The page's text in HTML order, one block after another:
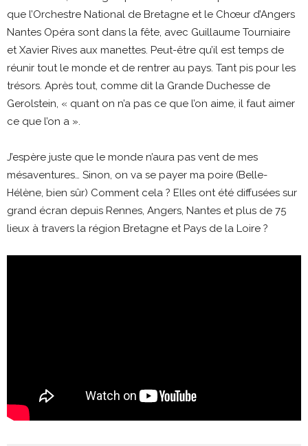
que l’Orchestre National de Bretagne et le Chœur d’Angers
Nantes Opéra sont dans la fête, avec Guillaume Tourniaire
et Xavier Rives aux manettes. Peut-être qu’il est temps de
réunir tout le monde et de rentrer au pays. Tant pis pour les
trésors. Après tout, comme dit la Grande Duchesse de
Gerolstein, « quant on n’a pas ce que l’on aime, il faut aimer
ce que l’on a ».
J’espère juste que le monde n’aura pas vent de mes
mésaventures… Sinon, on va se payer ma poire (Belle-
Hélène, bien sûr) Comment cela ? Elles ont été diffusées sur
grand écran depuis Rennes, Angers, Nantes et plus de 75
lieux à travers la région Bretagne et Pays de la Loire ?